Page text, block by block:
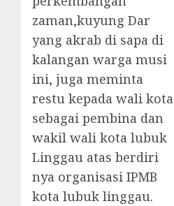
zaman,kuyung Dar
yang akrab di sapa di
kalangan warga musi
ini, juga meminta
restu kepada wali kota
sebagai pembina dan
wakil wali kota lubuk
Linggau atas berdiri
nya organisasi IPMB
kota lubuk linggau.